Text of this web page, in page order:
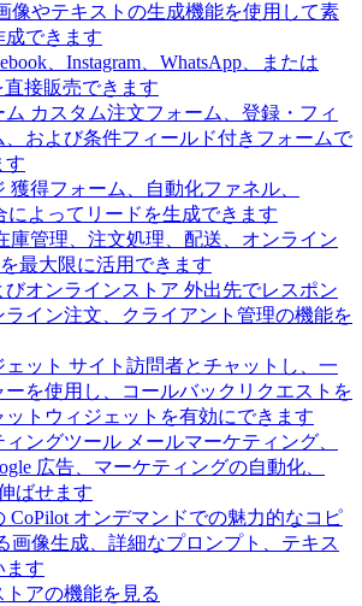
像やテキストの生成機能を使用して素
成できます
、Instagram、WhatsApp、または
直接販売できます
ム カスタム注文フォーム、登録・フィ
および条件フィールド付きフォームで
す
獲得フォーム、自動化ファネル、
によってリードを生成できます
庫管理、注文処理、配送、オンライン
最大限に活用できます
オンラインストア 外出先でレスポン
ライン注文、クライアント管理の機能を
ット サイト訪問者とチャットし、一
を使用し、コールバックリクエストを
トウィジェットを有効にできます
ィングツール メールマーケティング、
広告、マーケティングの自動化、
ばせます
CoPilot オンデマンドでの魅力的なコピ
画像生成、詳細なプロンプト、テキス
ます
アの機能を見る